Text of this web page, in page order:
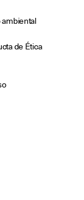
de Ética